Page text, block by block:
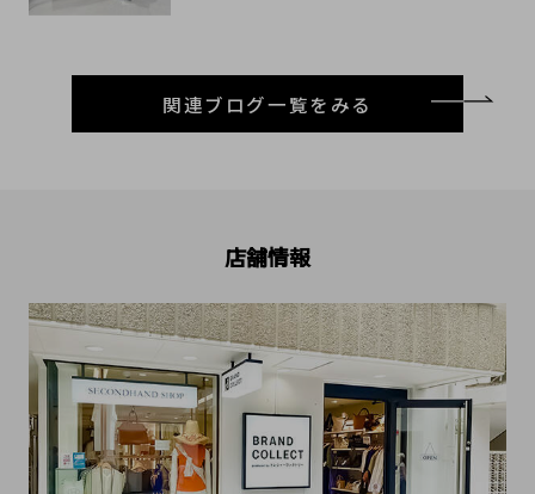
関連ブログ一覧をみる
店舗情報